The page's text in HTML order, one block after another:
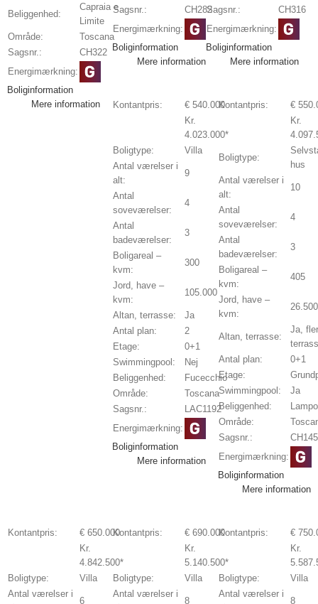
Beliggenhed:
Capraia e
Limite
Område:
Toscana
Sagsnr.:
CH322
Energimærkning:
Boliginformation
Mere information
Sagsnr.:
CH282
Energimærkning:
Boliginformation
Mere information
Sagsnr.:
CH316
Energimærkning:
Boliginformation
Mere information
Kontantpris:
€ 540.000
Kr.
4.023.000*
Boligtype:
Villa
Antal værelser i
alt:
9
Antal
soveværelser:
4
Antal
badeværelser:
3
Boligareal –
kvm:
300
Jord, have –
kvm:
105.000
Altan, terrasse:
Ja
Antal plan:
2
Etage:
0+1
Swimmingpool:
Nej
Beliggenhed:
Fucecchio
Område:
Toscana
Sagsnr.:
LAC1192
Energimærkning:
Boliginformation
Mere information
Kontantpris:
€
Kr.
Boligtype:
hus
Antal værelser i
alt:
10
Antal
soveværelser:
4
Antal
badeværelser:
3
Boligareal –
kvm:
405
Jord, have –
kvm:
26.500
Altan, terrasse:
Ja,
Antal plan:
0+1
Etage:
Swimmingpool:
Ja
Beliggenhed:
Område:
Sagsnr.:
CH145
Energimærkning:
Boliginformation
Mere information
Kontantpris:
€ 650.000
Kr.
4.842.500*
Boligtype:
Villa
Antal værelser i
6
Kontantpris:
€ 690.000
Kr.
5.140.500*
Boligtype:
Villa
Antal værelser i
8
Kontantpris:
€
Kr.
Boligtype:
Villa
Antal værelser i
8